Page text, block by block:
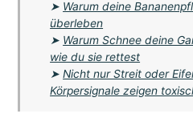
➤ Warum deine
überleben
➤ Warum Schnee deine
wie du sie rettest
➤Nicht nur Streit oder
Körpersignale zeigen